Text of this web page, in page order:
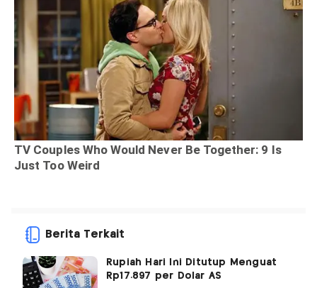
Berita Terkait
Rupiah Hari Ini Ditutup Menguat
Rp17.897 per Dolar AS